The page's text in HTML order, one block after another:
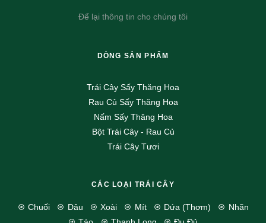
Để lại thông tin cho chúng tôi
DÒNG SẢN PHẨM
Trái Cây Sấy Thăng Hoa
Rau Củ Sấy Thăng Hoa
Nấm Sấy Thăng Hoa
Bột Trái Cây - Rau Củ
Trái Cây Tươi
CÁC LOẠI TRÁI CÂY
Chuối Dâu Xoài Mít Dứa (Thơm)
Nhãn